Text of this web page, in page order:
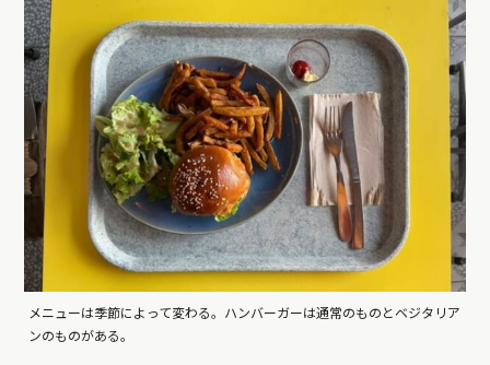
メニューは季節によって変わる。ハンバーガーは通常のものとベジタリア
ンのものがある。